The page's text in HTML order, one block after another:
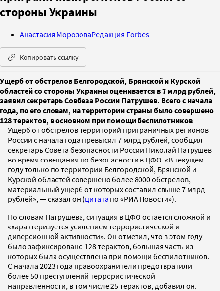
стороны Украины
Анастасия МорозоваРедакция Forbes
Копировать ссылку
Ущерб от обстрелов Белгородской, Брянской и Курской
областей со стороны Украины оценивается в 7 млрд рублей,
заявил секретарь Совбеза России Патрушев. Всего с начала
года, по его словам, на территории страны было совершено
128 терактов, в основном при помощи беспилотников
Ущерб от обстрелов территорий приграничных регионов
России с начала года превысил 7 млрд рублей, сообщил
секретарь Совета безопасности России Николай Патрушев
во время совещания по безопасности в ЦФО. «В текущем
году только по территории Белгородской, Брянской и
Курской областей совершено более 8000 обстрелов,
материальный ущерб от которых составил свыше 7 млрд
рублей», — сказал он (цитата по «РИА Новости»).
По словам Патрушева, ситуация в ЦФО остается сложной и
«характеризуется усилением террористической и
диверсионной активности». Он отметил, что в этом году
было зафиксировано 128 терактов, большая часть из
которых была осуществлена при помощи беспилотников.
С начала 2023 года правоохранители предотвратили
более 50 преступлений террористической
направленности, в том числе 25 терактов, добавил он.